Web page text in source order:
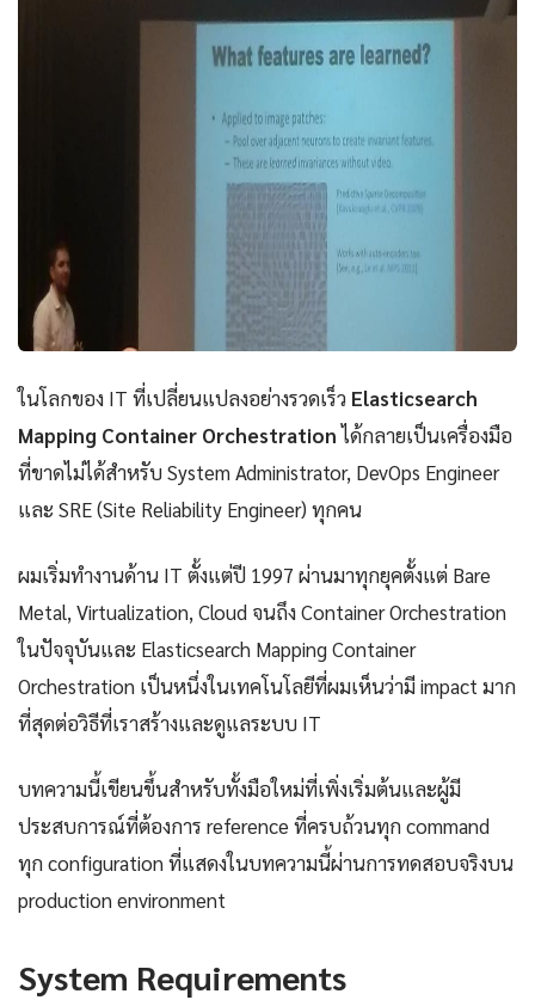
ในโลกของ IT ที่เปลี่ยนแปลงอย่างรวดเร็ว Elasticsearch
Mapping Container Orchestrationได้กลายเป็นเครื่องมือ
ที่ขาดไม่ได้สำหรับ System Administrator, DevOps Engineer
และ SRE (Site Reliability Engineer) ทุกคน
ผมเริ่มทำงานด้าน IT ตั้งแต่ปี 1997 ผ่านมาทุกยุคตั้งแต่ Bare
Metal, Virtualization, Cloud จนถึง Container Orchestration
ในปัจจุบันและ Elasticsearch Mapping Container
Orchestration เป็นหนึ่งในเทคโนโลยีที่ผมเห็นว่ามี impact มาก
ที่สุดต่อวิธีที่เราสร้างและดูแลระบบ IT
บทความนี้เขียนขึ้นสำหรับทั้งมือใหม่ที่เพิ่งเริ่มต้นและผู้มี
ประสบการณ์ที่ต้องการ reference ที่ครบถ้วนทุก command
ทุก configuration ที่แสดงในบทความนี้ผ่านการทดสอบจริงบน
production environment
System Requirements